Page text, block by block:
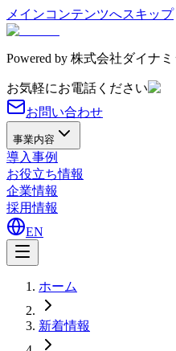
メインコンテンツへスキップ
Powered by 株式会社ダイナ
お気軽にお電話ください
お問い合わせ
事業内容
導入事例
お役立ち情報
企業情報
採用情報
EN
ホーム
新着情報